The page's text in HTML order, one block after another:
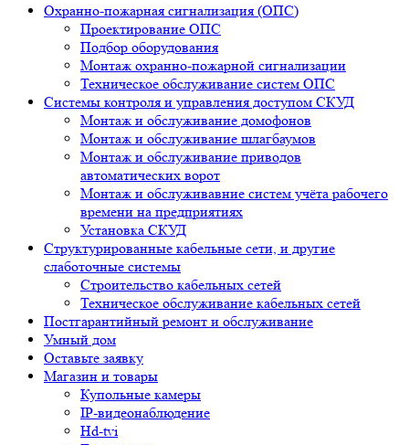
Охранно-пожарная сигнализация (ОПС)
Проектирование ОПС
Подбор оборудования
Монтаж охранно-пожарной сигнализации
Техническое обслуживание систем ОПС
Системы контроля и управления доступом СКУД
Монтаж и обслуживание домофонов
Монтаж и обслуживание шлагбаумов
Монтаж и обслуживание приводов
автоматических ворот
Монтаж и обслуживавние систем учёта рабочего
времени на предприятиях
Установка СКУД
Структурированные кабельные сети, и другие
слаботочные системы
Строительство кабельных сетей
Техническое обслуживание кабельных сетей
Постгарантийный ремонт и обслуживание
Умный дом
Оставьте заявку
Магазин и товары
Купольные камеры
IP-видеонаблюдение
Hd-tvi